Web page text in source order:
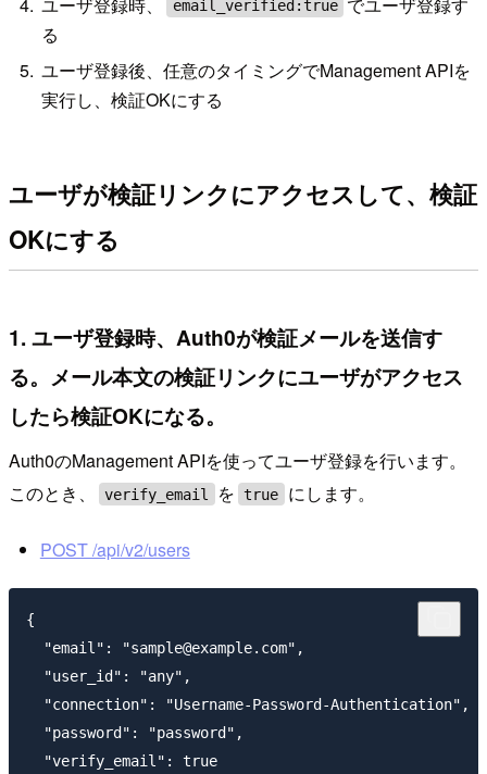
email_verified:true
る
ユーザ登録後、任意のタイミングでManagement APIを
実行し、検証OKにする
ユーザが検証リンクにアクセスして、検証
OKにする
1. ユーザ登録時、Auth0が検証メールを送信す
る。メール本文の検証リンクにユーザがアクセス
したら検証OKになる。
Auth0のManagement APIを使ってユーザ登録を行います。
このとき、
verify_email を true にします。
POST /api/v2/users
{
  "email": "sample@example.com",
  "user_id": "any",
  "connection": "Username-Password-Authentication",
  "password": "password",
  "verify_email": true